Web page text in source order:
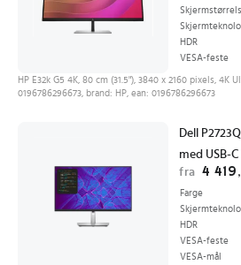
HDR
VESA-feste
HP E32k G5 4K, 80 cm (31.5"), 3840 x 2160 pixels, 4K
0196786296673, brand: HP, ean: 0196786296673
Dell
med USB-
fra 4
Farge
HDR
VESA-feste
VESA-mål